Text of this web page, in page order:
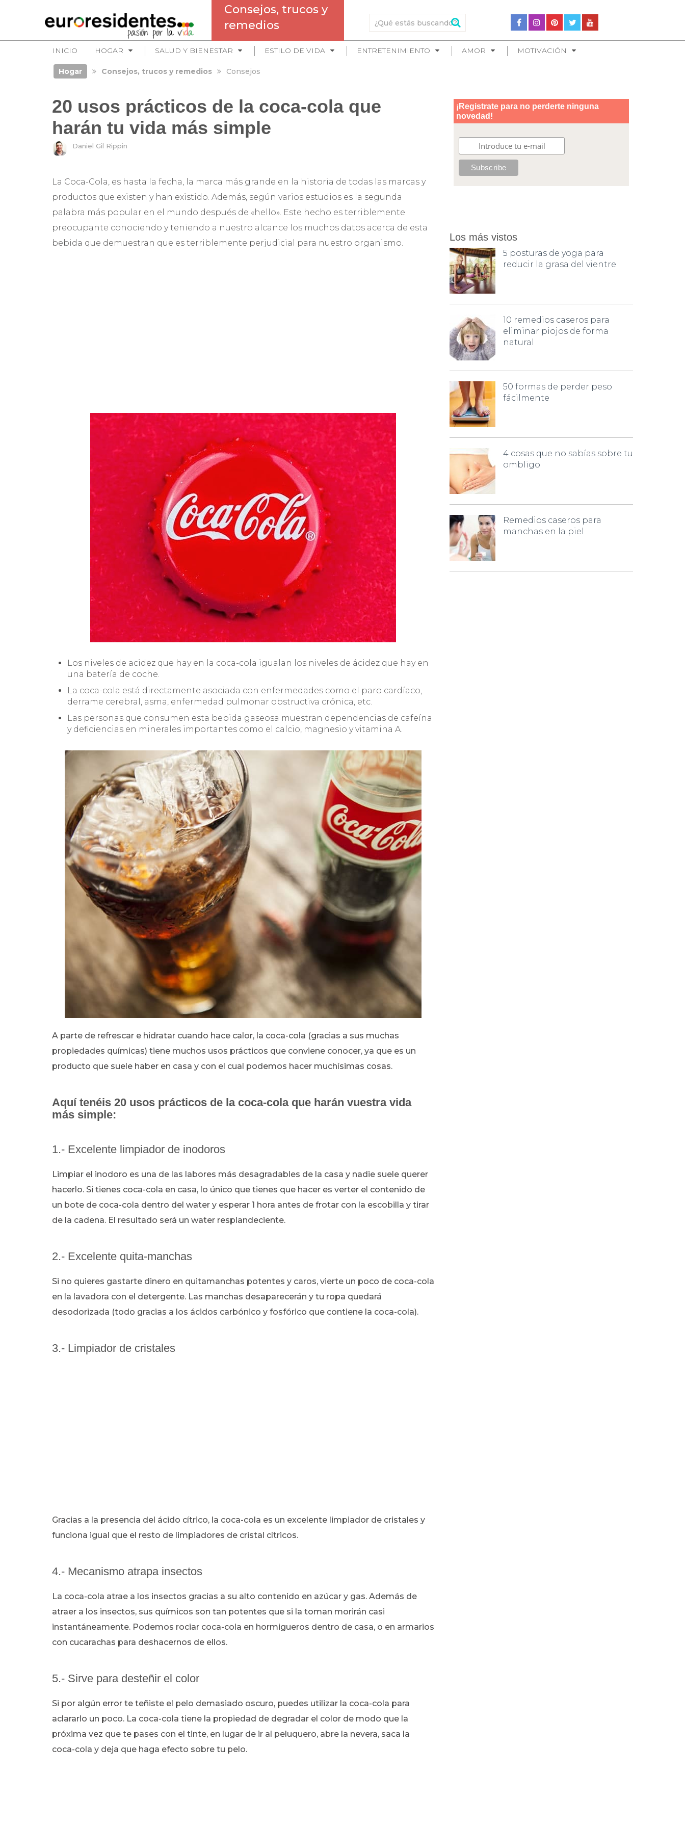
Consejos, trucos y
remedios
INICIO HOGAR SALUD Y BIENESTAR ESTILO DE VIDA ENTRETENIMIENTO AMOR MOTIVACIÓN
Hogar Consejos, trucos y remedios Consejos
20 usos prácticos de la coca-cola que
harán tu vida más simple
Daniel Gil Rippin
La Coca-Cola, es hasta la fecha, la marca más grande en la historia de todas las marcas y
productos que existen y han existido. Además, según varios estudios es la segunda
palabra más popular en el mundo después de «hello». Este hecho es terriblemente
preocupante conociendo y teniendo a nuestro alcance los muchos datos acerca de esta
bebida que demuestran que es terriblemente perjudicial para nuestro organismo.
Los niveles de acidez que hay en la coca-cola igualan los niveles de ácidez que hay en
una batería de coche.
La coca-cola está directamente asociada con enfermedades como el paro cardíaco,
derrame cerebral, asma, enfermedad pulmonar obstructiva crónica, etc.
Las personas que consumen esta bebida gaseosa muestran dependencias de cafeína
y deficiencias en minerales importantes como el calcio, magnesio y vitamina A.
A parte de refrescar e hidratar cuando hace calor, la coca-cola (gracias a sus muchas
propiedades químicas) tiene muchos usos prácticos que conviene conocer, ya que es un
producto que suele haber en casa y con el cual podemos hacer muchísimas cosas.
Aquí tenéis 20 usos prácticos de la coca-cola que harán vuestra vida
más simple:
1.- Excelente limpiador de inodoros
Limpiar el inodoro es una de las labores más desagradables de la casa y nadie suele querer
hacerlo. Si tienes coca-cola en casa, lo único que tienes que hacer es verter el contenido de
un bote de coca-cola dentro del water y esperar 1 hora antes de frotar con la escobilla y tirar
de la cadena. El resultado será un water resplandeciente.
2.- Excelente quita-manchas
Si no quieres gastarte dinero en quitamanchas potentes y caros, vierte un poco de coca-cola
en la lavadora con el detergente. Las manchas desaparecerán y tu ropa quedará
desodorizada (todo gracias a los ácidos carbónico y fosfórico que contiene la coca-cola).
3.- Limpiador de cristales
Gracias a la presencia del ácido cítrico, la coca-cola es un excelente limpiador de cristales y
funciona igual que el resto de limpiadores de cristal cítricos.
4.- Mecanismo atrapa insectos
La coca-cola atrae a los insectos gracias a su alto contenido en azúcar y gas. Además de
atraer a los insectos, sus químicos son tan potentes que si la toman morirán casi
instantáneamente. Podemos rociar coca-cola en hormigueros dentro de casa, o en armarios
con cucarachas para deshacernos de ellos.
5.- Sirve para desteñir el color
Si por algún error te teñiste el pelo demasiado oscuro, puedes utilizar la coca-cola para
aclararlo un poco. La coca-cola tiene la propiedad de degradar el color de modo que la
próxima vez que te pases con el tinte, en lugar de ir al peluquero, abre la nevera, saca la
coca-cola y deja que haga efecto sobre tu pelo.
Los más vistos
5 posturas de yoga para
reducir la grasa del vientre
10 remedios caseros para
eliminar piojos de forma
natural
50 formas de perder peso
fácilmente
4 cosas que no sabías sobre tu
ombligo
Remedios caseros para
manchas en la piel